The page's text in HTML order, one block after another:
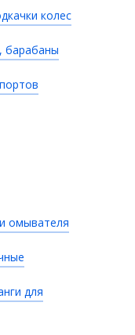
колес
барабаны
омывателя
для